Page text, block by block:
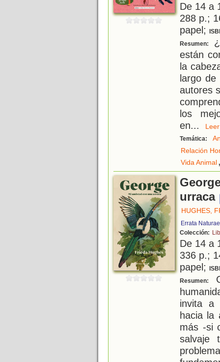
De 14 a
288 p.;
papel;
Resumen:
están
la
largo de
autores
los
en...
Temática:
Relación
Vida Animal
urraca
HUGHES,
Errata Naturae
Colección:
De 14 a
336 p.;
papel;
Resumen:
invita a
hacia la
más -si
salvaje